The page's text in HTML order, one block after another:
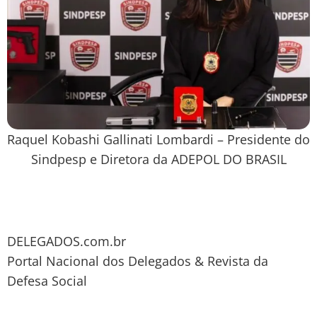
Raquel Kobashi Gallinati Lombardi – Presidente do
Sindpesp e Diretora da ADEPOL DO BRASIL
DELEGADOS.com.br
Portal Nacional dos Delegados & Revista da
Defesa Social